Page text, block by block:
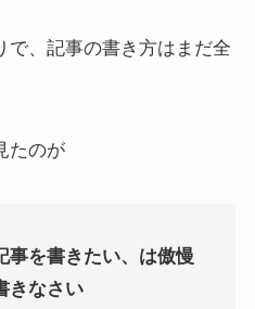
で、記事の書き方はまだ全
たのが
事を書きたい、は傲慢
きなさい